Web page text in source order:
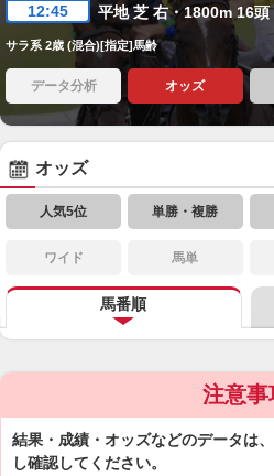
12:45 平地 芝 右・1800m 16頭
サラ系 2歳 (混合)[指定]馬齢
データ分析 オッズ
オッズ
人気5位 単勝・複勝
ワイド 馬単
馬番順
注意事
結果・成績・オッズなどのデータは
し確認してください。